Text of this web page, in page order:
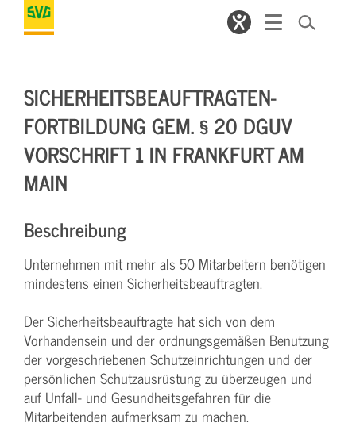
SICHERHEITSBEAUFTRAGTEN-
FORTBILDUNG GEM. § 20 DGUV
VORSCHRIFT 1 IN FRANKFURT AM
MAIN
Beschreibung
Unternehmen mit mehr als 50 Mitarbeitern benötigen
mindestens einen Sicherheitsbeauftragten.
Der Sicherheitsbeauftragte hat sich von dem
Vorhandensein und der ordnungsgemäßen Benutzung
der vorgeschriebenen Schutzeinrichtungen und der
persönlichen Schutzausrüstung zu überzeugen und
auf Unfall- und Gesundheitsgefahren für die
Mitarbeitenden aufmerksam zu machen.